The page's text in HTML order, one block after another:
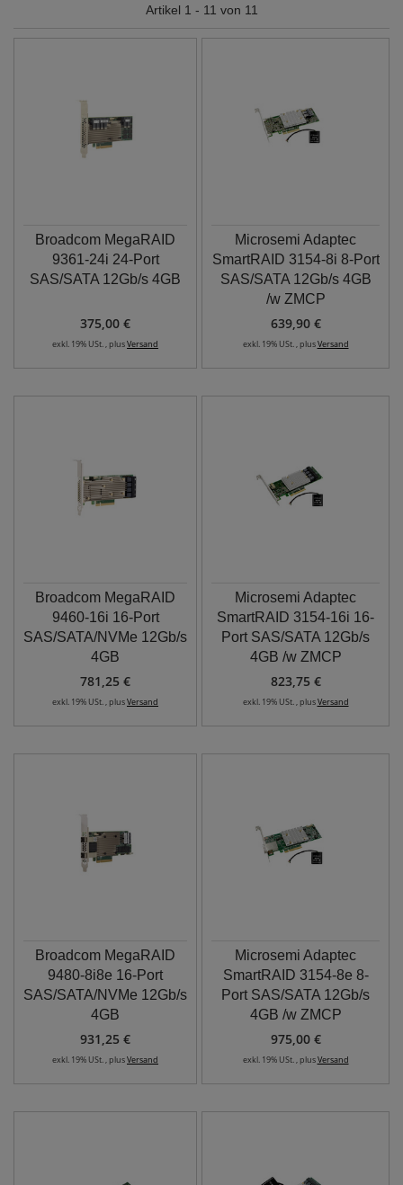
Artikel 1 - 11 von 11
Broadcom MegaRAID
9361-24i 24-Port
SAS/SATA 12Gb/s 4GB
375,00 €
exkl. 19% USt. , plusVersand
Microsemi Adaptec
SmartRAID 3154-8i 8-Port
SAS/SATA 12Gb/s 4GB
/w ZMCP
639,90 €
exkl. 19% USt. , plusVersand
Broadcom MegaRAID
9460-16i 16-Port
SAS/SATA/NVMe 12Gb/s
4GB
781,25 €
exkl. 19% USt. , plusVersand
Microsemi Adaptec
SmartRAID 3154-16i 16-
Port SAS/SATA 12Gb/s
4GB /w ZMCP
823,75 €
exkl. 19% USt. , plusVersand
Broadcom MegaRAID
9480-8i8e 16-Port
SAS/SATA/NVMe 12Gb/s
4GB
931,25 €
exkl. 19% USt. , plusVersand
Microsemi Adaptec
SmartRAID 3154-8e 8-
Port SAS/SATA 12Gb/s
4GB /w ZMCP
975,00 €
exkl. 19% USt. , plusVersand